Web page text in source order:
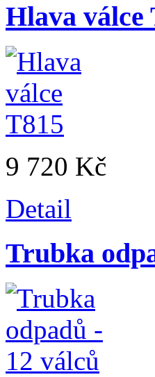
Hlava válce
9 720 Kč
Detail
Trubka